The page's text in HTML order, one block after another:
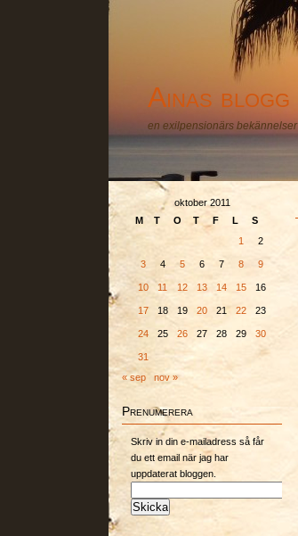
Ainas blogg
en exilpensionärs bekännelser
oktober 2011
M
T O T F L
S
1
2
3 4 5 6 7 8 9
10 11 12 13 14 15 16
17 18 19 20 21 22 23
24 25 26 27 28 29 30
31
« sep
nov »
Prenumerera
Skriv in din e-mailadress så får
du ett email när jag har
uppdaterat bloggen.